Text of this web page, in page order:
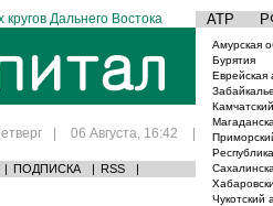
Дальнего Востока АТР
| 06 Августа, 16:42 |
| ПОДПИСКА | RSS |
Амурская
Бурятия
Еврейская
Чукотский